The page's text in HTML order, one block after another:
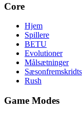
Core
Hjem
Spillere
BETU
Evolutioner
Målsætninger
Rush
Game Modes